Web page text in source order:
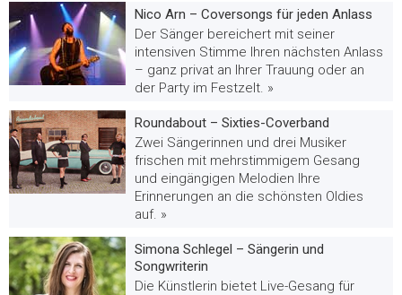
Nico Arn – Coversongs für jeden Anlass
Der Sänger bereichert mit seiner
intensiven Stimme Ihren nächsten Anlass
– ganz privat an Ihrer Trauung oder an
der Party im Festzelt. »
Roundabout – Sixties-Coverband
Zwei Sängerinnen und drei Musiker
frischen mit mehrstimmigem Gesang
und eingängigen Melodien Ihre
Erinnerungen an die schönsten Oldies
auf. »
Simona Schlegel – Sängerin und
Songwriterin
Die Künstlerin bietet Live-Gesang für